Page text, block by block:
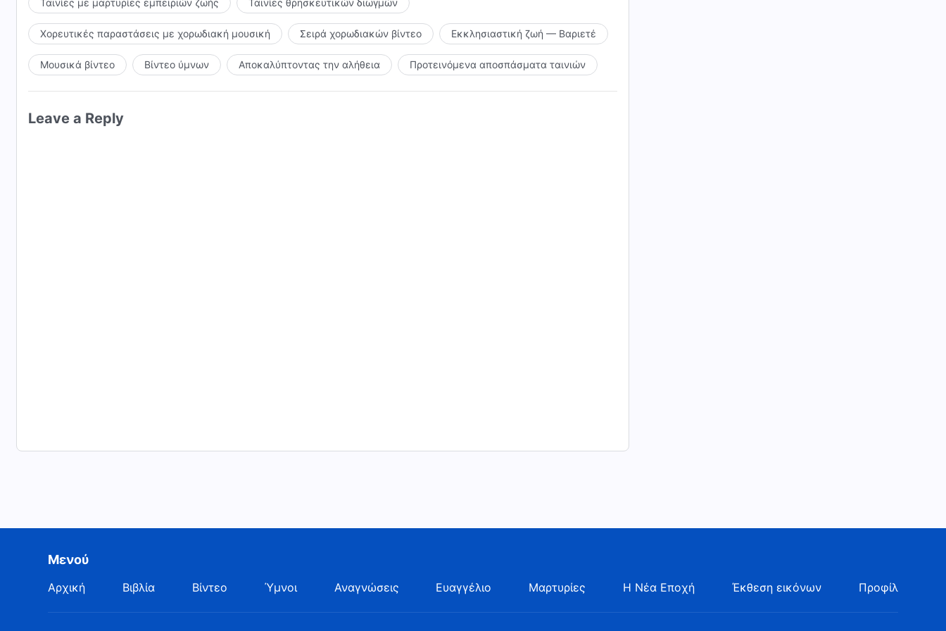
Ταινίες με μαρτυρίες εμπειριών ζωής Ταινίες θρησκευτικών διωγμών
Χορευτικές παραστάσεις με χορωδιακή μουσική Σειρά χορωδιακών βίντεο Εκκλησιαστική ζωή — Βαριετέ
Μουσικά βίντεο Βίντεο ύμνων Αποκαλύπτοντας την αλήθεια Προτεινόμενα αποσπάσματα ταινιών
Leave a Reply
Μενού
Αρχική Βιβλία Βίντεο Ύμνοι Αναγνώσεις Ευαγγέλιο Μαρτυρίες Η Νέα Εποχή Έκθεση εικόνων Προφίλ